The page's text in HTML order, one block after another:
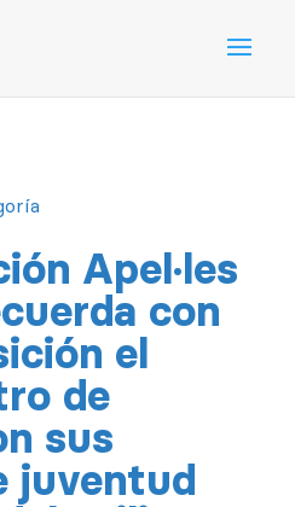
Apel·les
con
el
de
sus
juventud